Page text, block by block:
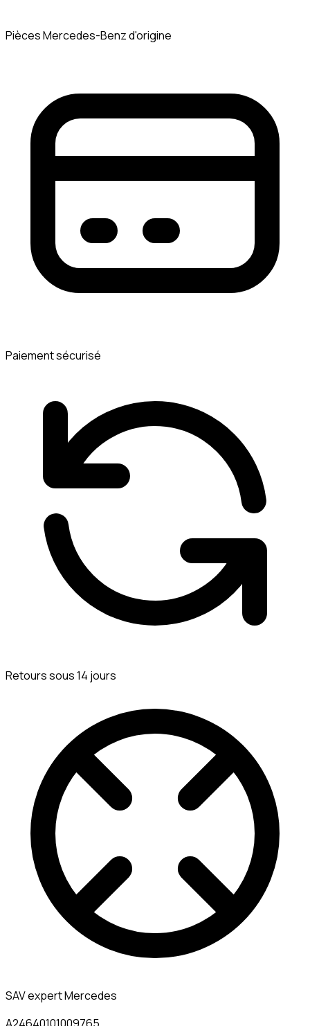
Pièces Mercedes-Benz d'origine
Paiement sécurisé
Retours sous 14 jours
SAV expert Mercedes